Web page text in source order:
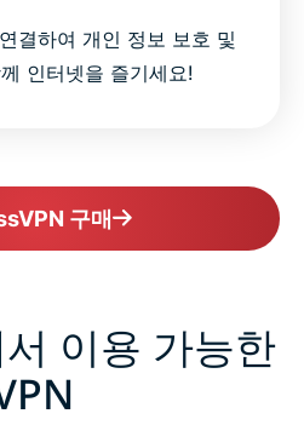
결하여 개인 정보 보호 및
인터넷을 즐기세요!
구매
이용 가능한